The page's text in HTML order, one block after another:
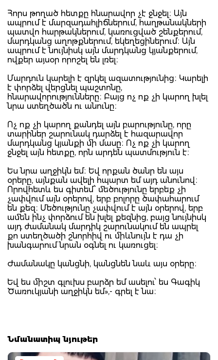
Հորս թողած հետքը հնարավոր չէ ջնջել։ Այն
ապրում է մարզադահլիճներում, հաղթանակների
պատվո հարթակներում, կառուցված շենքերում,
մարդկանց աղոթքներում, եկեղեցիներում։ Այն
ապրում է նույնիսկ այն մարդկանց կյանքերում,
ովքեր այսօր որոշել են լռել։
Մարդուն կարելի է զրկել ազատությունից։ Կարելի
է փորձել վերցնել պաշտոնը,
հնարավորությունները։ Բայց ոչ ոք չի կարող խլել
նրա ստեղծածն ու անունը։
Ոչ ոք չի կարող քանդել այն բարությունը, որը
տարիներ շարունակ դարձել է հազարավոր
մարդկանց կյանքի մի մասը։ Ոչ ոք չի կարող
ջնջել այն հետքը, որն արդեն պատմություն է։
Ես նրա աղջիկն եմ։ Եվ որքան ծանր են այս
օրերը, այնքան ավելի հպարտ եմ այդ անունով։
Որովհետև ես գիտեմ՝ մեծությունը երբեք չի
չափվում այն օրերով, երբ բոլորը ծափահարում
են քեզ։ Մեծությունը չափվում է այն օրերով, երբ
ամեն ինչ փորձում են խլել քեզնից, բայց նույնիսկ
այդ ժամանակ մարդիկ շարունակում են ապրել
քո ստեղծածի շնորհիվ ու միևնույն է դա չի
խանգարում նրան օգնել ու կառուցել։
Ժամանակը կանցնի, կանցնեն նաև այս օրերը։
Եվ ես միշտ գլուխս բարձր եմ ասելու՝ ես Գագիկ
Ծառուկյանի աղջիկն եմ»,- գրել է նա։
Նմանատիպ նյութեր